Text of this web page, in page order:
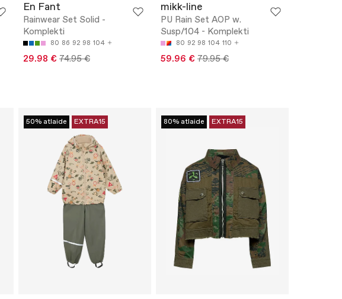
En Fant
Rainwear Set Solid -
Komplekti
80 86 92 98 104
29.98 € 74.95 €
mikk-line
PU Rain Set AOP w.
Susp/104 - Komplekti
80 92 98 104 110
59.96 € 79.95 €
50% atlaide EXTRA15 80% atlaide EXTRA15